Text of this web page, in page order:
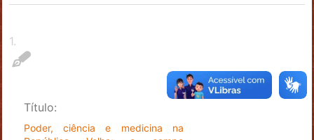
1.
Título:
Poder, ciência e medicina na